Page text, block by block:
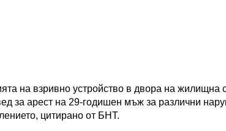
на взривно устройство в двора на
за арест на 29-годишен мъж за различни
цитирано от БНТ.